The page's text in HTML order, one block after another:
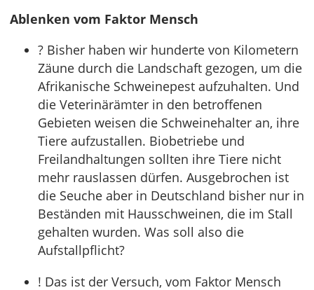
Ablenken vom Faktor Mensch
? Bisher haben wir hunderte von Kilometern
Zäune durch die Landschaft gezogen, um die
Afrikanische Schweinepest aufzuhalten. Und
die Veterinärämter in den betroffenen
Gebieten weisen die Schweinehalter an, ihre
Tiere aufzustallen. Biobetriebe und
Freilandhaltungen sollten ihre Tiere nicht
mehr rauslassen dürfen. Ausgebrochen ist
die Seuche aber in Deutschland bisher nur in
Beständen mit Hausschweinen, die im Stall
gehalten wurden. Was soll also die
Aufstallpflicht?
! Das ist der Versuch, vom Faktor Mensch